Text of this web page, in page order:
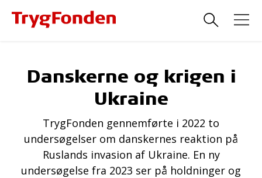
Danskerne og krigen i
Ukraine
TrygFonden gennemførte i 2022 to
undersøgelser om danskernes reaktion på
Ruslands invasion af Ukraine. En ny
undersøgelse fra 2023 ser på holdninger og